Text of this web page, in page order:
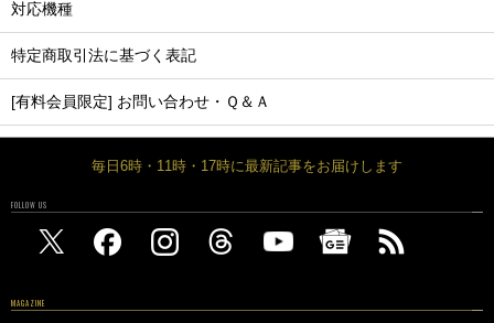
対応機種
特定商取引法に基づく表記
[有料会員限定] お問い合わせ・Ｑ＆Ａ
毎日6時・11時・17時に最新記事をお届けします
FOLLOW US
MAGAZINE